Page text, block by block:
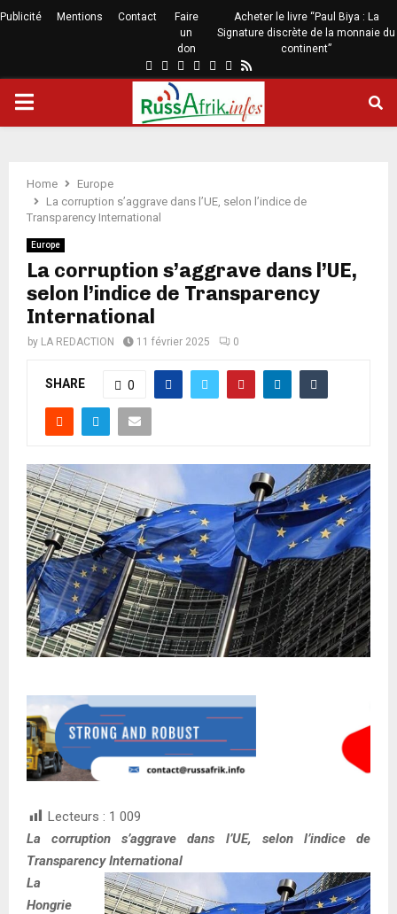
Publicité Mentions Contact
Faire
un
don
Acheter le livre “Paul Biya : La
Signature discrète de la monnaie du
continent”
Home
Europe
La corruption s’aggrave dans l’UE, selon l’indice de
Transparency International
Europe
La corruption s’aggrave dans l’UE,
selon l’indice de Transparency
International
by LA REDACTION 11 février 2025 0
SHARE 0
Lecteurs : 1 009
La corruption s’aggrave dans l’UE, selon l’indice de
Transparency International
La
Hongrie